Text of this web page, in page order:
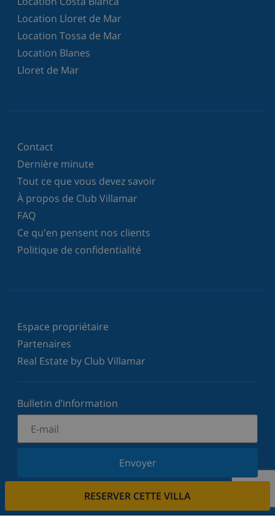
RESERVER CETTE VILLA
Location Lloret de Mar
Location Tossa de Mar
Location Blanes
Lloret de Mar
Contact
Dernière minute
Tout ce que vous devez savoir
À propos de Club Villamar
FAQ
Ce qu'en pensent nos clients
Politique de confidentialité
Espace propriétaire
Partenaires
Real Estate by Club Villamar
Bulletin d’information
Envoyer
Inscrivez-vous à notre newsletter et restez informé
votre vie privée.